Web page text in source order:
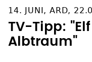
14. JUNI, ARD,
TV-Tipp:
Albtraum"